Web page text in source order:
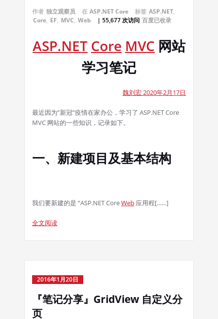
作者 独立观察员 在 ASP.NET Core 标签 ASP.NET,
Core, EF, MVC, Web | 55,677 次访问 百度已收录
ASP.NET Core MVC 网站
学习笔记
魏刘宏 2020年2月17日
最近因为”新冠”疫情在家办公，学习了 ASP.NET Core
MVC 网站的一些知识，记录如下。
一、新建项目及基本结构
我们要新建的是 “ASP.NET CoreWeb 应用程[……]
全文阅读
2016年1月20日
『笔记分享』GridView 自定义分
页